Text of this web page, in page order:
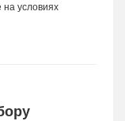
условиях